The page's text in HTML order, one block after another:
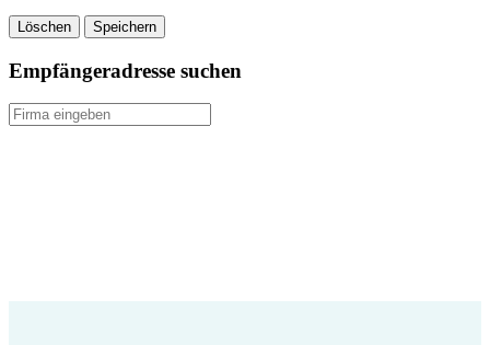
Löschen Speichern
Empfängeradresse suchen